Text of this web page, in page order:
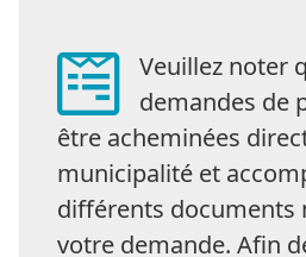
Veuillez noter
demandes de
être acheminées
municipalité et
différents documents
votre demande. Afin